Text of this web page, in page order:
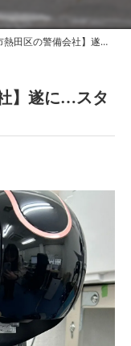
警備会社】遂に…スタバが飲めるように！！✨
】遂に…スタ